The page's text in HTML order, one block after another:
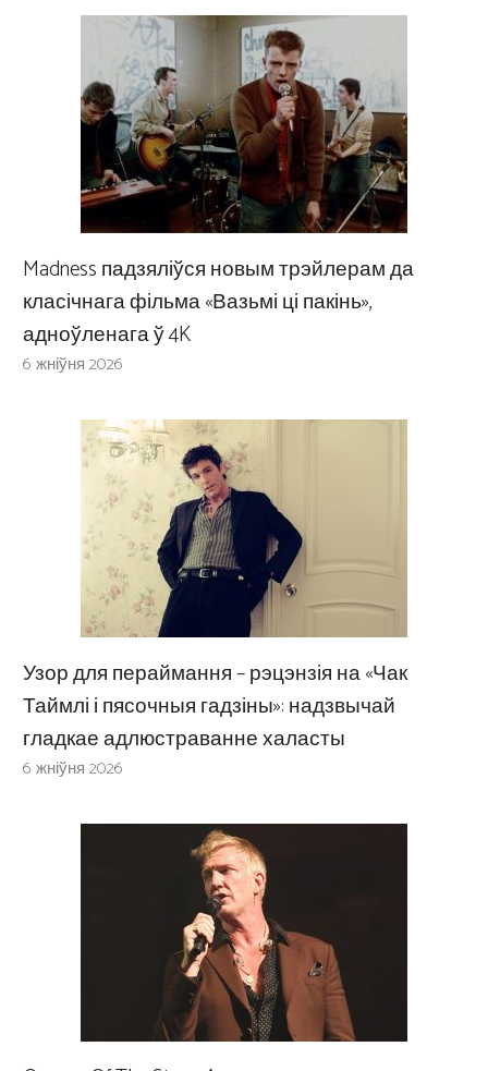
Madness падзяліўся новым трэйлерам да
класічнага фільма «Вазьмі ці пакінь»,
адноўленага ў 4K
6 жніўня 2026
Узор для пераймання – рэцэнзія на «Чак
Таймлі і пясочныя гадзіны»: надзвычай
гладкае адлюстраванне халасты
6 жніўня 2026